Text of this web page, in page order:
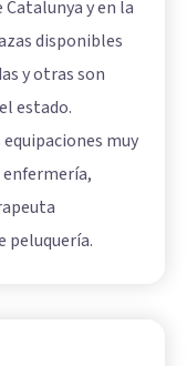
y en la
disponibles
y otras son
estado.
muy
peluquería.